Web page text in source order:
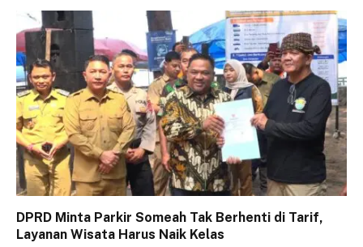
DPRD Minta Parkir Someah Tak Berhenti di Tarif,
Layanan Wisata Harus Naik Kelas